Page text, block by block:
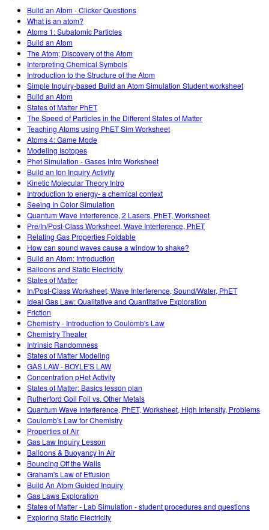
SceneryStack OSE
Impact Report
Build an Atom - Clicker Questions
What is an atom?
Atoms 1: Subatomic Particles
Build an Atom
The Atom; Discovery of the Atom
Interpreting Chemical Symbols
Introduction to the Structure of the Atom
Simple Inquiry-based Build an Atom Simulation Student worksheet
Build an Atom
States of Matter PhET
The Speed of Particles in the Different States of Matter
Teaching Atoms using PhET Sim Worksheet
Atoms 4: Game Mode
Modeling Isotopes
Phet Simulation - Gases Intro Worksheet
Build an Ion Inquiry Activity
Kinetic Molecular Theory Intro
Introduction to energy- a chemical context
Seeing In Color Simulation
Quantum Wave Interference, 2 Lasers, PhET, Worksheet
Pre/In/Post-Class Worksheet, Wave Interference, PhET
Relating Gas Properties Foldable
How can sound waves cause a window to shake?
Build an Atom: Introduction
Balloons and Static Electricity
States of Matter
In/Post-Class Worksheet, Wave Interference, Sound/Water, PhET
Ideal Gas Law: Qualitative and Quantitative Exploration
Friction
Chemistry - Introduction to Coulomb's Law
Chemistry Theater
Intrinsic Randomness
States of Matter Modeling
GAS LAW - BOYLE'S LAW
Concentration pHet Activity
States of Matter: Basics lesson plan
Rutherford Goil Foil vs. Other Metals
Quantum Wave Interference, PhET, Worksheet, High Intensity, Problems
Coulomb's Law for Chemistry
Properties of Air
Gas Law Inquiry Lesson
Balloons & Buoyancy in Air
Bouncing Off the Walls
Graham's Law of Effusion
Build An Atom Guided Inquiry
Gas Laws Exploration
States of Matter - Lab Simulation - student procedures and questions
Exploring Static Electricity